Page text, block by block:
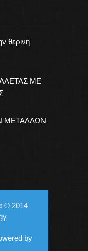
θερινή
ΜΕ
ΜΕΤΑΛΛΩΝ
© 2014
by